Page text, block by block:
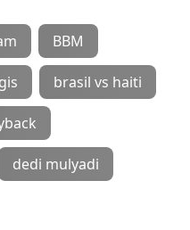
BBM
brasil vs haiti
dedi mulyadi